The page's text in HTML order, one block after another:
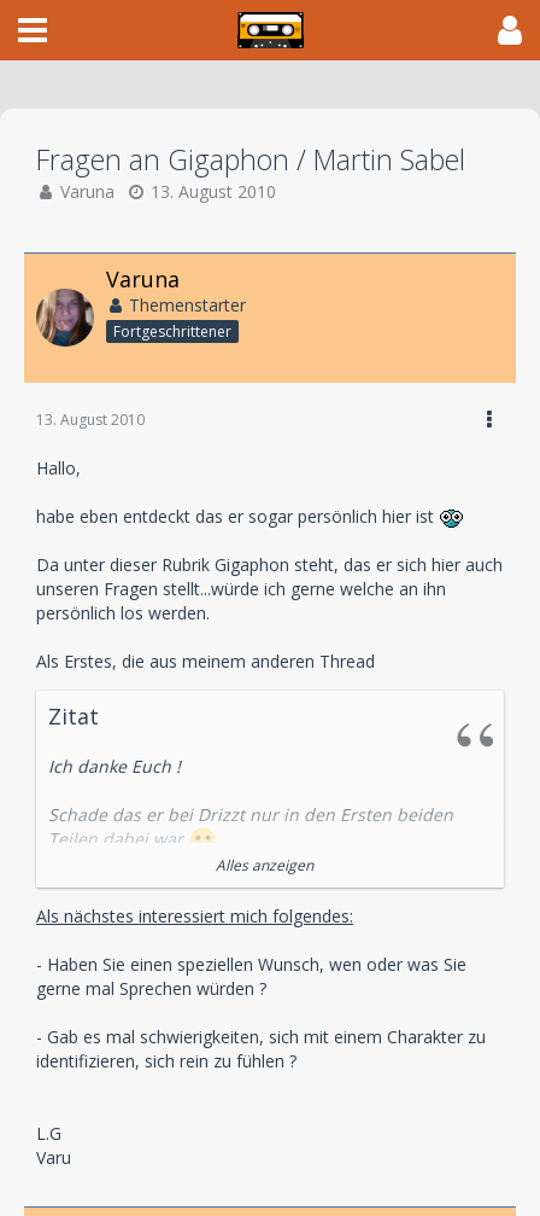
Fragen an Gigaphon / Martin Sabel
Varuna 13. August 2010
Varuna
Themenstarter
Fortgeschrittener
13. August 2010
Hallo,
habe eben entdeckt das er sogar persönlich hier ist
Da unter dieser Rubrik Gigaphon steht, das er sich hier auch
unseren Fragen stellt...würde ich gerne welche an ihn
persönlich los werden.
Als Erstes, die aus meinem anderen Thread
Zitat
Ich danke Euch !
Schade das er bei Drizzt nur in den Ersten beiden
Teilen dabei war
Er hat Masoy wirklich Klasse dargestellt !
Welche seiner weiteren Sprecherrollen kommen dem
L.G
Varu
Alles anzeigen
Als nächstes interessiert mich folgendes:
- Haben Sie einen speziellen Wunsch, wen oder was Sie
gerne mal Sprechen würden ?
- Gab es mal schwierigkeiten, sich mit einem Charakter zu
identifizieren, sich rein zu fühlen ?
L.G
Varu